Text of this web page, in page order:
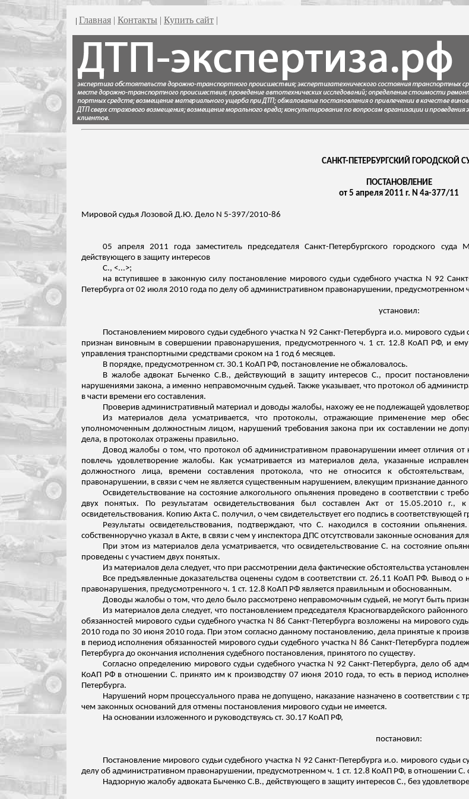
| Главная | Контакты | Купить сайт |
САНКТ-ПЕТЕРБУРГСКИЙ ГОРОДСКОЙ
ПОСТАНОВЛЕНИЕ
от 5 апреля 2011 г. N 4а-377/11
Мировой судья Лозовой Д.Ю. Дело N 5-397/2010-86
05 апреля 2011 года заместитель председателя Санкт-Петербургского городского
действующего в защиту интересов
С., <...>;
на вступившее в законную силу постановление мирового судьи судебного участка N 92
Петербурга от 02 июля 2010 года по делу об административном правонарушении, предусмотренном
установил:
Постановлением мирового судьи судебного участка N 92 Санкт-Петербурга и.о. мирового судьи
признан виновным в совершении правонарушения, предусмотренного ч. 1 ст. 12.8 КоАП РФ, и
управления транспортными средствами сроком на 1 год 6 месяцев.
В порядке, предусмотренном ст. 30.1 КоАП РФ, постановление не обжаловалось.
В жалобе адвокат Быченко С.В., действующий в защиту интересов С., просит
нарушениями закона, а именно неправомочным судьей. Также указывает, что протокол об
в части времени его составления.
Проверив административный материал и доводы жалобы, нахожу ее не подлежащей
Из материалов дела усматривается, что протоколы, отражающие применение мер
уполномоченным должностным лицом, нарушений требования закона при их составлении не
дела, в протоколах отражены правильно.
Довод жалобы о том, что протокол об административном правонарушении имеет отличия от
повлечь удовлетворение жалобы. Как усматривается из материалов дела, указанные
должностного лица, времени составления протокола, что не относится к
правонарушении, в связи с чем не является существенным нарушением, влекущим признание
Освидетельствование на состояние алкогольного опьянения проведено в соответствии с
двух понятых. По результатам освидетельствования был составлен Акт от 15.05.2010
освидетельствования. Копию Акта С. получил, о чем свидетельствует его подпись в соответствующей
Результаты освидетельствования, подтверждают, что С. находился в состоянии
собственноручно указал в Акте, в связи с чем у инспектора ДПС отсутствовали законные основания
При этом из материалов дела усматривается, что освидетельствование С. на состояние
проведены с участием двух понятых.
Из материалов дела следует, что при рассмотрении дела фактические обстоятельства
Все предъявленные доказательства оценены судом в соответствии ст. 26.11 КоАП РФ. Вывод
правонарушения, предусмотренного ч. 1 ст. 12.8 КоАП РФ является правильным и обоснованным.
Доводы жалобы о том, что дело было рассмотрено неправомочным судьей, не могут быть
Из материалов дела следует, что постановлением председателя Красногвардейского
обязанностей мирового судьи судебного участка N 86 Санкт-Петербурга возложены на мирового
2010 года по 30 июня 2010 года. При этом согласно данному постановлению, дела принятые к
в период исполнения обязанностей мирового судьи судебного участка N 86 Санкт-Петербурга
Петербурга до окончания исполнения судебного постановления, принятого по существу.
Согласно определению мирового судьи судебного участка N 92 Санкт-Петербурга, дело об
КоАП РФ в отношении С. принято им к производству 07 июня 2010 года, то есть в период
Петербурга.
Нарушений норм процессуального права не допущено, наказание назначено в соответствии с
чем законных оснований для отмены постановления мирового судьи не имеется.
На основании изложенного и руководствуясь ст. 30.17 КоАП РФ,
постановил:
Постановление мирового судьи судебного участка N 92 Санкт-Петербурга и.о. мирового судьи
делу об административном правонарушении, предусмотренном ч. 1 ст. 12.8 КоАП РФ, в отношении С.
Надзорную жалобу адвоката Быченко С.В., действующего в защиту интересов С., без